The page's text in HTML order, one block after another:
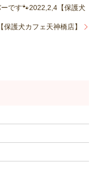
です🐾2022,2,4【保護犬
護犬カフェ天神橋店】